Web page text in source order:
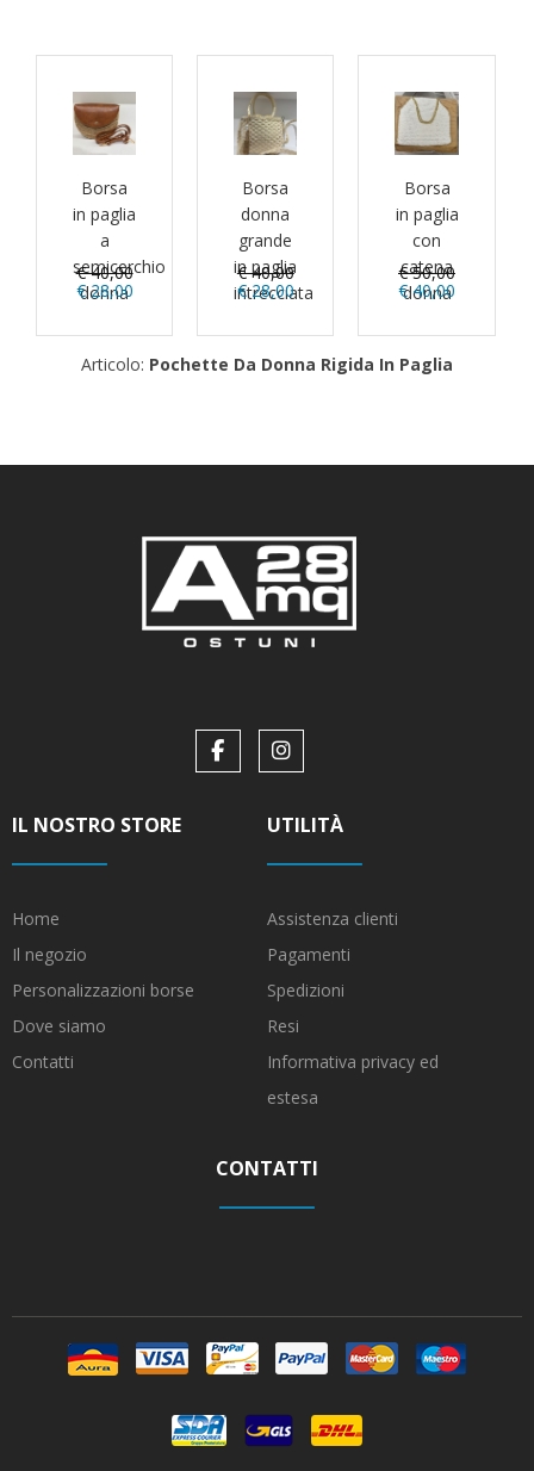
Borsa
in paglia
a
semicerchio
donna
€ 40,00
€ 28,00
Borsa
donna
grande
in paglia
intrecciata
€ 40,00
€ 28,00
Borsa
in paglia
con
catena
donna
€ 50,00
€ 40,00
Articolo: Pochette Da Donna Rigida In Paglia
IL NOSTRO STORE
Home
Il negozio
Personalizzazioni borse
Dove siamo
Contatti
UTILITÀ
Assistenza clienti
Pagamenti
Spedizioni
Resi
Informativa privacy ed
estesa
CONTATTI